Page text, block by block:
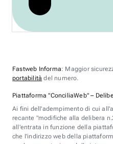
Fastweb Informa: Maggior
portabilità del numero.
Piattaforma "ConciliaWeb" –
Ai fini dell'adempimento di cui
recante "modifiche alla delibera
all'entrata in funzione della
che l'indirizzo web della